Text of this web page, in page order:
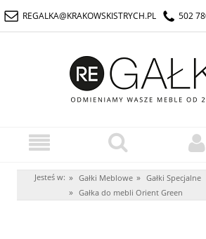
REGALKA@KRAKOWSKISTRYCH.PL 502
Jesteś w: » Gałki Meblowe » Gałki Specjalne
» Gałka do mebli Orient Green